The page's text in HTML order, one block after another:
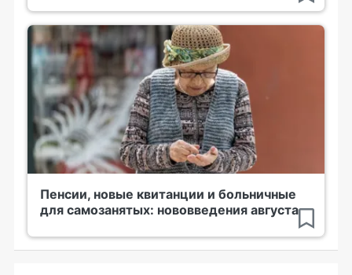
Пенсии, новые квитанции и больничные
для самозанятых: нововведения августа